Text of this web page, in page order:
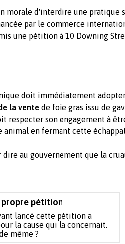
morale d'interdire une pratique
par le commerce
une pétition à 10 Downing
doit immédiatement
la vente de foie gras issu de
respecter son engagement à
animal en fermant cette
au gouvernement que la
propre pétition
lancé cette pétition a
la cause qui la concernait.
même ?